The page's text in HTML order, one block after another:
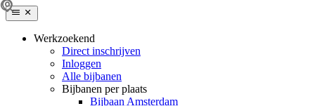
Werkzoekend
Direct inschrijven
Inloggen
Alle bijbanen
Bijbanen per plaats
Bijbaan Amsterdam